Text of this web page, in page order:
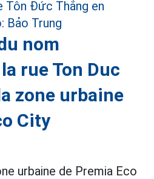
nom
rue Ton Duc
zone urbaine
City
urbaine de Premia Eco